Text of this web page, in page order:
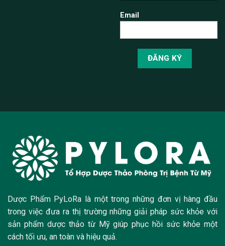
Email
Dược Phẩm PyLoRa là một trong những đơn vị hàng đầu
trong việc đưa ra thị trường những giải pháp sức khỏe với
sản phẩm dược thảo từ Mỹ giúp phục hồi sức khỏe một
cách tối ưu, an toàn và hiệu quả.